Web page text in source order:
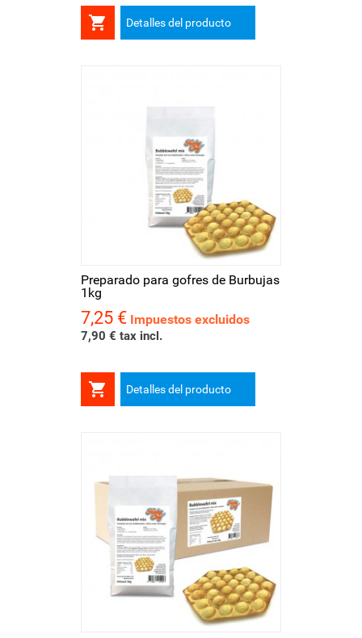
 Detalles del producto
Preparado para gofres de Burbujas
1kg
Precio
7,25 € Impuestos excluidos
7,90 € tax incl.
 Detalles del producto